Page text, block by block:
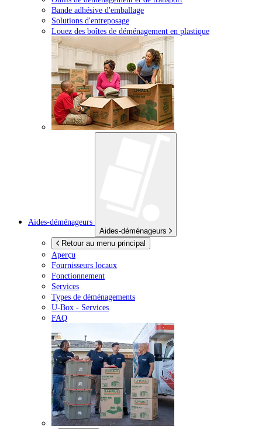
Bande adhésive d'emballage
Solutions d'entreposage
Louez des boîtes de déménagement en plastique
Aides-déménageurs
Aides-déménageurs
Retour au menu principal
Aperçu
Fournisseurs locaux
Fonctionnement
Services
Types de déménagements
U-Box - Services
FAQ